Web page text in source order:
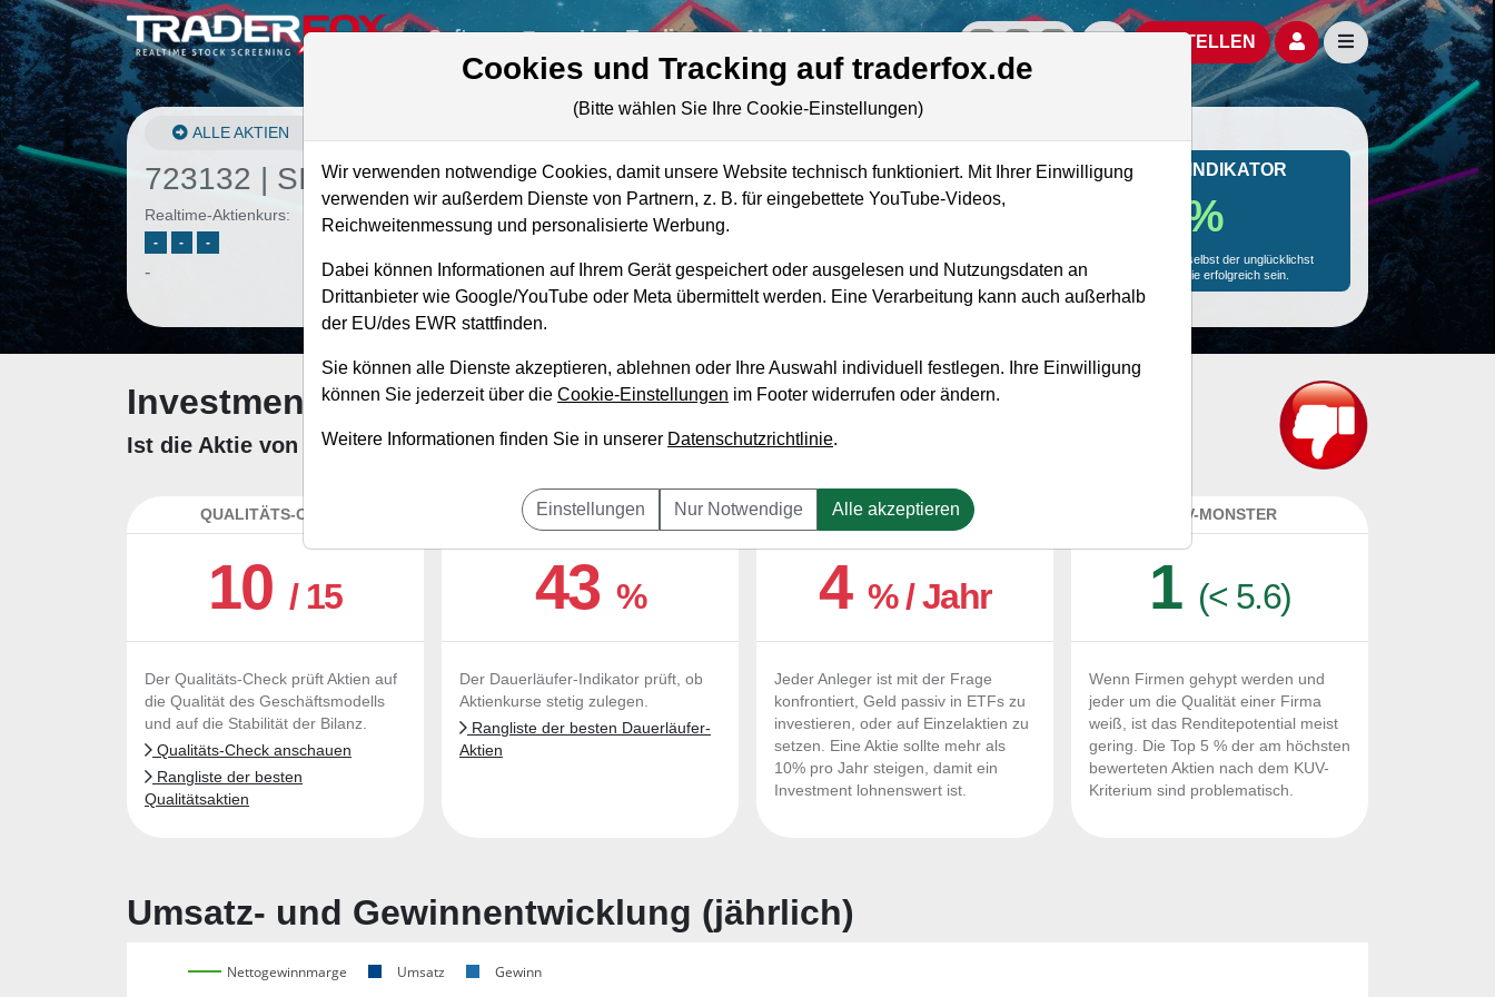
Software Live-Trading Akademie offizielle Social Media-AccountsAktien- und Artikelsuche öffnen
BESTELLEN Seitennavigation
ALLE AKTIEN
723132 | SIX2–Sixt Aktie
Realtime-Aktienkurs:
- - -
-
Marktkapitalisierung 3,11 Mrd. EUR
Unternehmenswert
Umsatz 4,28 Mrd. EUR
MONKEY-TRADER INDIKATOR
27.6 %
Mit 27.6 % Wahrscheinlichkeit wird selbst der unglücklichst
agierende Trader mit dieser Aktie erfolgreich sein.
Investment-Check: Kaufempfehlung?
Ist die Aktie von Sixt zum Kaufen und Liegenlassen geeignet?
QUALITÄTS-CHECK
10/ 15
Der Qualitäts-Check prüft Aktien auf
die Qualität des Geschäftsmodells
und auf die Stabilität der Bilanz.
Qualitäts-Check anschauen
Rangliste der besten
Qualitätsaktien
DAUERLÄUFER-QUALITÄTEN
43 %
Der Dauerläufer-Indikator prüft, ob
Aktienkurse stetig zulegen.
Rangliste der besten Dauerläufer-
Aktien
OUTPERFORMER-CHECK
4% / Jahr
Jeder Anleger ist mit der Frage
konfrontiert, Geld passiv in ETFs zu
investieren, oder auf Einzelaktien zu
setzen. Eine Aktie sollte mehr als
10% pro Jahr steigen, damit ein
Investment lohnenswert ist.
KUV-MONSTER
1 (< 5.6)
Wenn Firmen gehypt werden und
jeder um die Qualität einer Firma
weiß, ist das Renditepotential meist
gering. Die Top 5 % der am höchsten
bewerteten Aktien nach dem KUV-
Kriterium sind problematisch.
Umsatz- und Gewinnentwicklung (jährlich)
Nettogewinnmarge Umsatz Gewinn
Cookies und Tracking auf traderfox.de
(Bitte wählen Sie Ihre Cookie-Einstellungen)
Wir verwenden notwendige Cookies, damit unsere Website technisch funktioniert. Mit Ihrer Einwilligung
verwenden wir außerdem Dienste von Partnern, z. B. für eingebettete YouTube-Videos,
Reichweitenmessung und personalisierte Werbung.
Dabei können Informationen auf Ihrem Gerät gespeichert oder ausgelesen und Nutzungsdaten an
Drittanbieter wie Google/YouTube oder Meta übermittelt werden. Eine Verarbeitung kann auch außerhalb
der EU/des EWR stattfinden.
Sie können alle Dienste akzeptieren, ablehnen oder Ihre Auswahl individuell festlegen. Ihre Einwilligung
können Sie jederzeit über die Cookie-Einstellungen im Footer widerrufen oder ändern.
Weitere Informationen finden Sie in unserer Datenschutzrichtlinie.
Einstellungen Nur Notwendige Alle akzeptieren